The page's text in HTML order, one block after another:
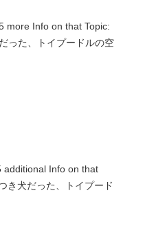
more Info on that Topic:
った、トイプードルの空
Info on that
き犬だった、トイプード